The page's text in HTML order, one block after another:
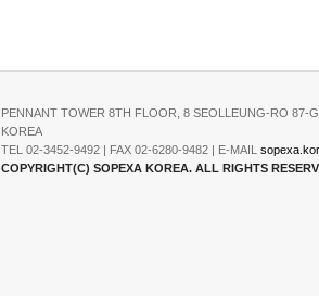
PENNANT TOWER 8TH FLOOR, 8 SEOLLEUNG-RO 87-
KOREA
TEL 02-3452-9492 | FAX 02-6280-9482 | E-MAIL
COPYRIGHT(C) SOPEXA KOREA. ALL RIGHTS